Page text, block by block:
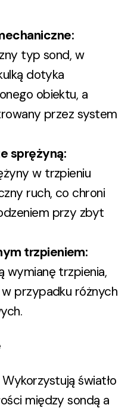
:
typ sond, w
dotyka
obiektu, a
przez system
sprężyną:
w trzpieniu
ruch, co chroni
przy zbyt
trzpieniem:
wymianę trzpienia,
przypadku różnych
Wykorzystują światło
między sondą a